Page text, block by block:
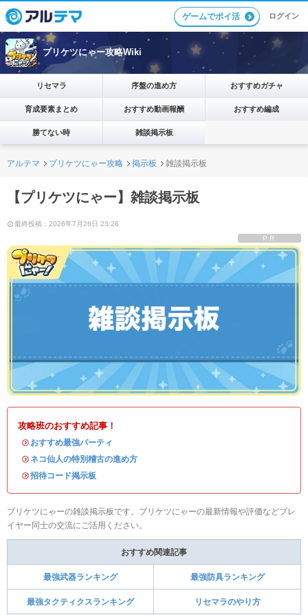
ゲームでポイ活 ログイン
プリケツにゃー攻略Wiki
リセマラ 序盤の進め方 おすすめガチャ
育成要素まとめ おすすめ動画報酬 おすすめ編成
勝てない時 雑談掲示板
アルテマ プリケツにゃー攻略 掲示板 雑談掲示板
【プリケツにゃー】雑談掲示板
最終投稿：2026年7月26日 23:26
PR
攻略班のおすすめ記事！
・ おすすめ最強パーティ
・ネコ仙人の特別稽古の進め方
・招待コード掲示板
プリケツにゃーの雑談掲示板です。プリケツにゃーの最新情報や評価などプレ
イヤー同士の交流にご活用ください。
おすすめ関連記事
最強武器ランキング 最強防具ランキング
最強タクティクスランキング リセマラのやり方